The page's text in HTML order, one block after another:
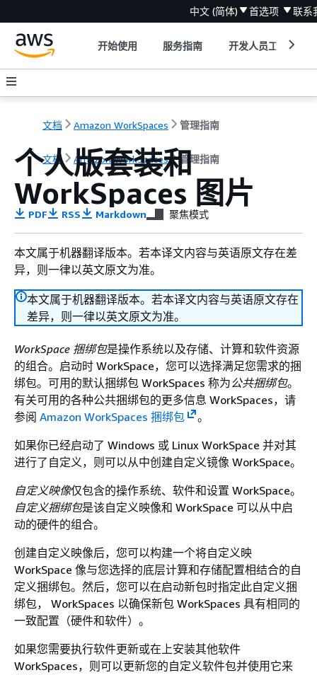
中文 (简体) 首选项 联系
开始使用 服务指南 开发人员工具
文档 Amazon WorkSpaces 管理指南
文档 Amazon WorkSpaces 管理指南
个人版套装和
WorkSpaces 图片
PDF RSS Markdown 聚焦模式
本文属于机器翻译版本。若本译文内容与英语原文存在差
异，则一律以英文原文为准。
本文属于机器翻译版本。若本译文内容与英语原文存在
差异，则一律以英文原文为准。
WorkSpace 捆绑包是操作系统以及存储、计算和软件资源
的组合。启动时 WorkSpace，您可以选择满足您需求的捆
绑包。可用的默认捆绑包 WorkSpaces 称为公共捆绑包。
有关可用的各种公共捆绑包的更多信息 WorkSpaces，请
参阅 Amazon WorkSpaces 捆绑包
。
如果你已经启动了 Windows 或 Linux WorkSpace 并对其
进行了自定义，则可以从中创建自定义镜像 WorkSpace。
自定义映像仅包含的操作系统、软件和设置 WorkSpace。
自定义捆绑包是该自定义映像和 WorkSpace 可以从中启
动的硬件的组合。
创建自定义映像后，您可以构建一个将自定义映
WorkSpace 像与您选择的底层计算和存储配置相结合的自
定义捆绑包。然后，您可以在启动新包时指定此自定义捆
绑包， WorkSpaces 以确保新包 WorkSpaces 具有相同的
一致配置（硬件和软件）。
如果您需要执行软件更新或在上安装其他软件
WorkSpaces，则可以更新您的自定义软件包并使用它来